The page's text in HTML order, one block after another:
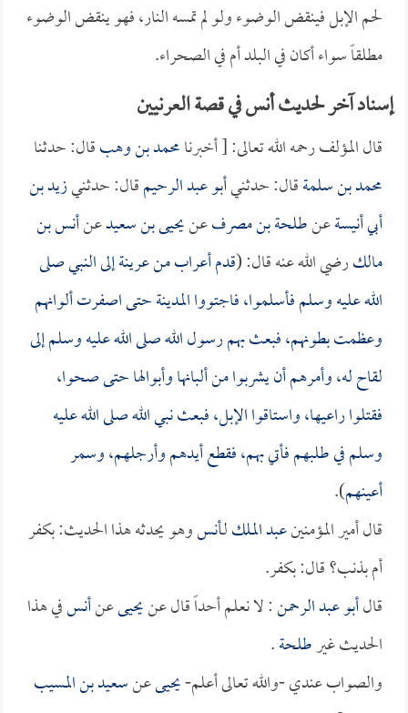
لحم الإبل فينقض الوضوء ولو لم تمسه النار، فهو ينقض الوضوء
مطلقاً سواء أكان في البلد أم في الصحراء.
إسناد آخر لحديث أنس في قصة العرنيين
قال المؤلف رحمه الله تعالى: [ أخبرنامحمد بن وهبقال: حدثنا
محمد بن سلمةقال: حدثنيأبو عبد الرحيمقال: حدثنيزيد بن
أبي أنيسةعنطلحة بن مصرفعنيحيى بن سعيدعنأنس بن
مالكرضي الله عنه قال: (قدم أعراب من عرينة إلى النبي صلى
الله عليه وسلم فأسلموا، فاجتووا المدينة حتى اصفرت ألوانهم
وعظمت بطونهم، فبعث بهم رسول الله صلى الله عليه وسلم إلى
لقاح له، وأمرهم أن يشربوا من ألبانها وأبوالها حتى صحوا،
فقتلوا راعيها، واستاقوا الإبل، فبعث نبي الله صلى الله عليه
وسلم في طلبهم فأتي بهم، فقطع أيدهم وأرجلهم، وسمر
أعينهم).
قال أمير المؤمنينعبد الملكلـأنسوهو يحدثه هذا الحديث: بكفر
أم بذنب؟ قال: بكفر.
قالأبو عبد الرحمن: لا نعلم أحداً قال عنيحيىعنأنسفي هذا
الحديث غيرطلحة.
والصواب عندي -والله تعالى أعلم-يحيىعنسعيد بن المسيب